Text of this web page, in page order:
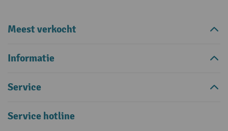
Meest verkocht
Informatie
Service
Service hotline